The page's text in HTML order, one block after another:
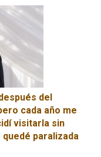
del
cada año me
visitarla sin
paralizada